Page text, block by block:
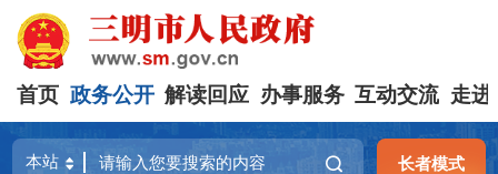
首页 政务公开 解读回应 办事服务 互动交流 走进
长者模式